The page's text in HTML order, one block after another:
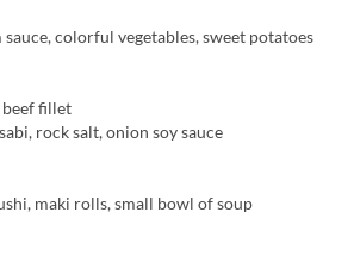
colorful vegetables, sweet potatoes
beef fillet
rock salt, onion soy sauce
maki rolls, small bowl of soup